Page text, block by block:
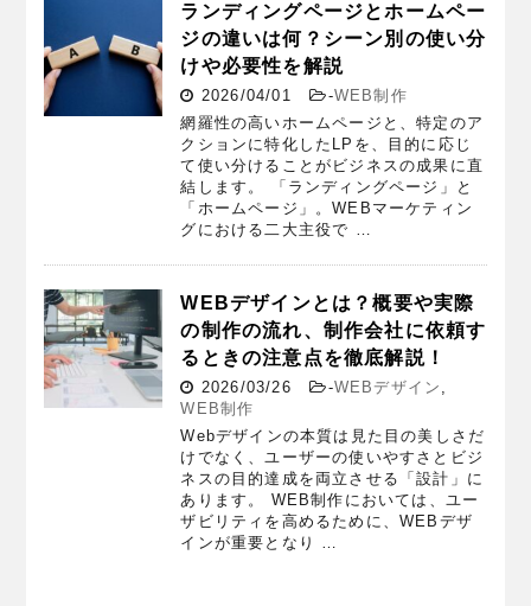
ランディングページとホームペー
ジの違いは何？シーン別の使い分
けや必要性を解説
2026/04/01 -WEB制作
網羅性の高いホームページと、特定のア
クションに特化したLPを、目的に応じ
て使い分けることがビジネスの成果に直
結します。 「ランディングページ」と
「ホームページ」。WEBマーケティン
グにおける二大主役で …
WEBデザインとは？概要や実際
の制作の流れ、制作会社に依頼す
るときの注意点を徹底解説！
2026/03/26 -WEBデザイン ,
WEB制作
Webデザインの本質は見た目の美しさだ
けでなく、ユーザーの使いやすさとビジ
ネスの目的達成を両立させる「設計」に
あります。 WEB制作においては、ユー
ザビリティを高めるために、WEBデザ
インが重要となり …